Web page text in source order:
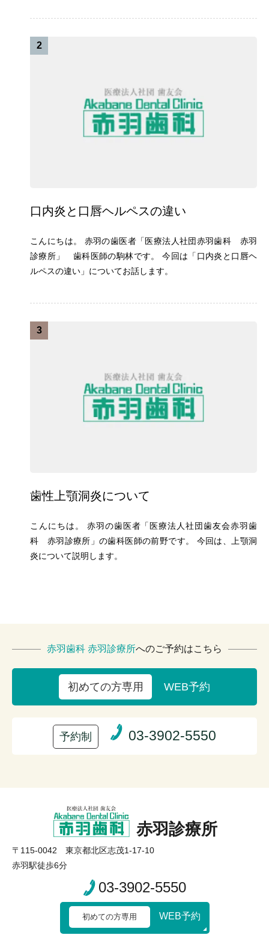
2
口内炎と口唇ヘルペスの違い
こんにちは。 赤羽の歯医者「医療法人社団赤羽歯科 赤羽
診療所」 歯科医師の駒林です。 今回は「口内炎と口唇ヘ
ルペスの違い」についてお話します。
3
歯性上顎洞炎について
こんにちは。 赤羽の歯医者「医療法人社団歯友会赤羽歯
科 赤羽診療所」の歯科医師の前野です。 今回は、上顎洞
炎について説明します。
赤羽歯科 赤羽診療所へのご予約はこちら
初めての方専用 WEB予約
予約制 03-3902-5550
赤羽診療所
〒115-0042 東京都北区志茂1-17-10
赤羽駅徒歩6分
03-3902-5550
初めての方専用 WEB予約